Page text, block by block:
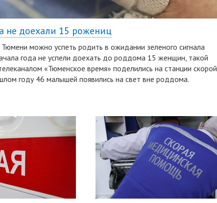
не доехали 15 рожениц
можно успеть родить в ожидании зеленого сигнала
года не успели доехать до роддома 15 женщин, такой
«Тюменское время» поделились на станции скорой
году 46 малышей появились на свет вне роддома.